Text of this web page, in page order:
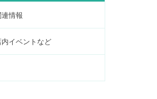
情報
イベントなど